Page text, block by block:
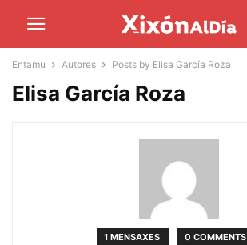
Entamu Autores Posts by Elisa García Roza
Elisa García Roza
1 MENSAXES 0 COMMENTS